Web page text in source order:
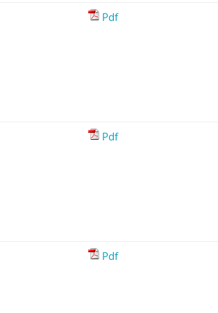
Pdf
Pdf
Pdf